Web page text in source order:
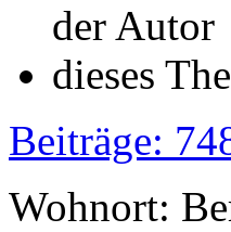
Beiträge:
Wohnort: